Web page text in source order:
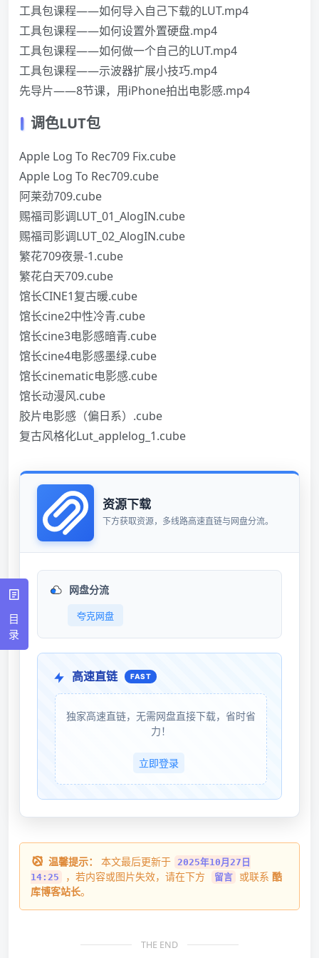
工具包课程——如何导入自己下载的LUT.mp4
工具包课程——如何设置外置硬盘.mp4
工具包课程——如何做一个自己的LUT.mp4
工具包课程——示波器扩展小技巧.mp4
先导片——8节课，用iPhone拍出电影感.mp4
调色LUT包
Apple Log To Rec709 Fix.cube
Apple Log To Rec709.cube
阿莱劲709.cube
赐福司影调LUT_01_AlogIN.cube
赐福司影调LUT_02_AlogIN.cube
繁花709夜景-1.cube
繁花白天709.cube
馆长CINE1复古暖.cube
馆长cine2中性冷青.cube
馆长cine3电影感暗青.cube
馆长cine4电影感墨绿.cube
馆长cinematic电影感.cube
馆长动漫风.cube
胶片电影感（偏日系）.cube
复古风格化Lut_applelog_1.cube
资源下载
下方获取资源，多线路高速直链与网盘分流。
网盘分流
夸克网盘
高速直链 FAST
独家高速直链，无需网盘直接下载，省时省
力！
立即登录
温馨提示： 本文最后更新于
2025年10月27日
14:25
，若内容或图片失效，请在下方 留言 或联系 酷
库博客站长。
THE END
目
录